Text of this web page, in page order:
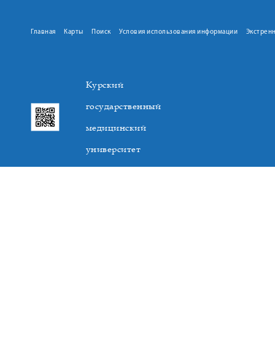
Главная Карты Поиск Условия использования информации
Курский
государственный
медицинский
университет